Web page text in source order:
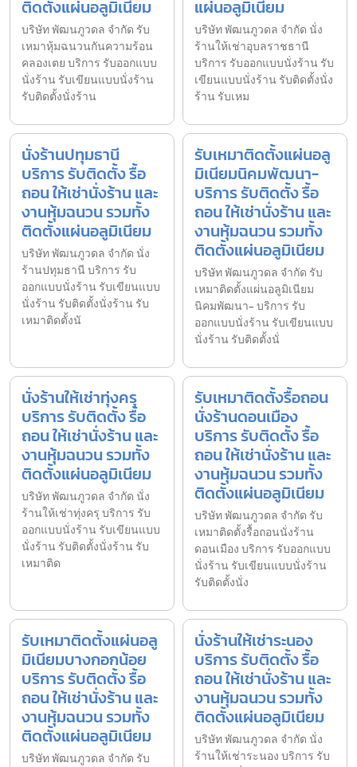
ติดตั้งแผ่นอลูมิเนียม
บริษัท พัฒนภูวดล จำกัด รับ
เหมาหุ้มฉนวนกันความร้อน
คลองเตย บริการ รับออกแบบ
นั่งร้าน รับเขียนแบบนั่งร้าน
รับติดตั้งนั่งร้าน
แผ่นอลูมิเนียม
บริษัท พัฒนภูวดล จำกัด นั่ง
ร้านให้เช่าอุบลราชธานี
บริการ รับออกแบบนั่งร้าน รับ
เขียนแบบนั่งร้าน รับติดตั้งนั่ง
ร้าน รับเหม
นั่งร้านปทุมธานี
บริการ รับติดตั้ง รื้อ
ถอน ให้เช่านั่งร้าน และ
งานหุ้มฉนวน รวมทั้ง
ติดตั้งแผ่นอลูมิเนียม
บริษัท พัฒนภูวดล จำกัด นั่ง
ร้านปทุมธานี บริการ รับ
ออกแบบนั่งร้าน รับเขียนแบบ
นั่งร้าน รับติดตั้งนั่งร้าน รับ
เหมาติดตั้งนั
รับเหมาติดตั้งแผ่นอลู
มิเนียมนิคมพัฒนา-
บริการ รับติดตั้ง รื้อ
ถอน ให้เช่านั่งร้าน และ
งานหุ้มฉนวน รวมทั้ง
ติดตั้งแผ่นอลูมิเนียม
บริษัท พัฒนภูวดล จำกัด รับ
เหมาติดตั้งแผ่นอลูมิเนียม
นิคมพัฒนา- บริการ รับ
ออกแบบนั่งร้าน รับเขียนแบบ
นั่งร้าน รับติดตั้งนั่
นั่งร้านให้เช่าทุ่งครุ
บริการ รับติดตั้ง รื้อ
ถอน ให้เช่านั่งร้าน และ
งานหุ้มฉนวน รวมทั้ง
ติดตั้งแผ่นอลูมิเนียม
บริษัท พัฒนภูวดล จำกัด นั่ง
ร้านให้เช่าทุ่งครุ บริการ รับ
ออกแบบนั่งร้าน รับเขียนแบบ
นั่งร้าน รับติดตั้งนั่งร้าน รับ
เหมาติด
รับเหมาติดตั้งรื้อถอน
นั่งร้านดอนเมือง
บริการ รับติดตั้ง รื้อ
ถอน ให้เช่านั่งร้าน และ
งานหุ้มฉนวน รวมทั้ง
ติดตั้งแผ่นอลูมิเนียม
บริษัท พัฒนภูวดล จำกัด รับ
เหมาติดตั้งรื้อถอนนั่งร้าน
ดอนเมือง บริการ รับออกแบบ
นั่งร้าน รับเขียนแบบนั่งร้าน
รับติดตั้งนั่ง
รับเหมาติดตั้งแผ่นอลู
มิเนียมบางกอกน้อย
บริการ รับติดตั้ง รื้อ
ถอน ให้เช่านั่งร้าน และ
งานหุ้มฉนวน รวมทั้ง
ติดตั้งแผ่นอลูมิเนียม
บริษัท พัฒนภูวดล จำกัด รับ
นั่งร้านให้เช่าระนอง
บริการ รับติดตั้ง รื้อ
ถอน ให้เช่านั่งร้าน และ
งานหุ้มฉนวน รวมทั้ง
ติดตั้งแผ่นอลูมิเนียม
บริษัท พัฒนภูวดล จำกัด นั่ง
ร้านให้เช่าระนอง บริการ รับ